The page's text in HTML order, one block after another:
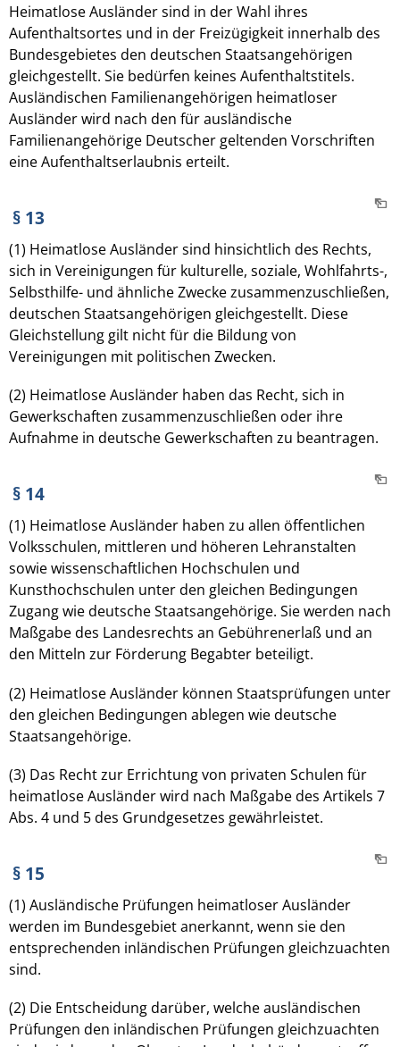
Heimatlose Ausländer sind in der Wahl ihres
Aufenthaltsortes und in der Freizügigkeit innerhalb des
Bundesgebietes den deutschen Staatsangehörigen
gleichgestellt. Sie bedürfen keines Aufenthaltstitels.
Ausländischen Familienangehörigen heimatloser
Ausländer wird nach den für ausländische
Familienangehörige Deutscher geltenden Vorschriften
eine Aufenthaltserlaubnis erteilt.
§ 13
(1) Heimatlose Ausländer sind hinsichtlich des Rechts,
sich in Vereinigungen für kulturelle, soziale, Wohlfahrts-,
Selbsthilfe- und ähnliche Zwecke zusammenzuschließen,
deutschen Staatsangehörigen gleichgestellt. Diese
Gleichstellung gilt nicht für die Bildung von
Vereinigungen mit politischen Zwecken.
(2) Heimatlose Ausländer haben das Recht, sich in
Gewerkschaften zusammenzuschließen oder ihre
Aufnahme in deutsche Gewerkschaften zu beantragen.
§ 14
(1) Heimatlose Ausländer haben zu allen öffentlichen
Volksschulen, mittleren und höheren Lehranstalten
sowie wissenschaftlichen Hochschulen und
Kunsthochschulen unter den gleichen Bedingungen
Zugang wie deutsche Staatsangehörige. Sie werden nach
Maßgabe des Landesrechts an Gebührenerlaß und an
den Mitteln zur Förderung Begabter beteiligt.
(2) Heimatlose Ausländer können Staatsprüfungen unter
den gleichen Bedingungen ablegen wie deutsche
Staatsangehörige.
(3) Das Recht zur Errichtung von privaten Schulen für
heimatlose Ausländer wird nach Maßgabe des Artikels 7
Abs. 4 und 5 des Grundgesetzes gewährleistet.
§ 15
(1) Ausländische Prüfungen heimatloser Ausländer
werden im Bundesgebiet anerkannt, wenn sie den
entsprechenden inländischen Prüfungen gleichzuachten
sind.
(2) Die Entscheidung darüber, welche ausländischen
Prüfungen den inländischen Prüfungen gleichzuachten